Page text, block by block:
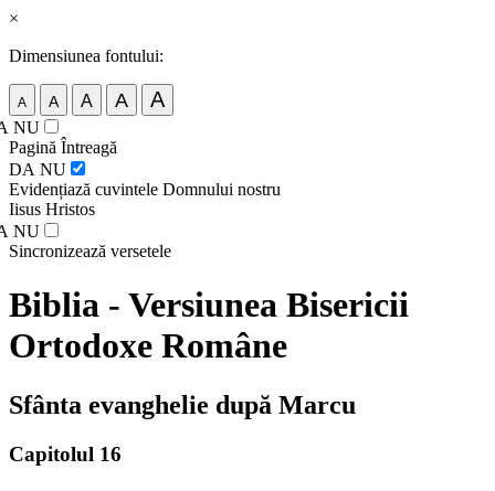
×
Dimensiunea fontului:
A A A A A
NU
Pagină Întreagă
DA NU
Evidențiază cuvintele Domnului nostru
Iisus Hristos
NU
Sincronizează versetele
Biblia - Versiunea Bisericii
Ortodoxe Române
Sfânta evanghelie după Marcu
Capitolul 16